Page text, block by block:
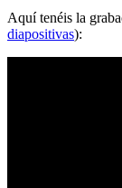
Aquí tenéis la
diapositivas):